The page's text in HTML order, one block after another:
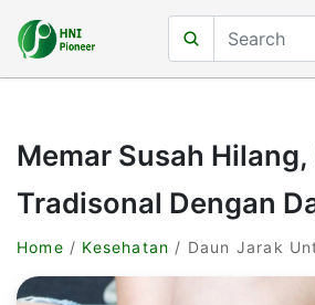
Memar Susah
Tradisonal Dengan
Home / Kesehatan / Daun Jarak